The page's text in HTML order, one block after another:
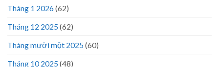
Tháng 1 2026(62)
Tháng 12 2025(62)
Tháng mười một 2025(60)
Tháng 10 2025(48)